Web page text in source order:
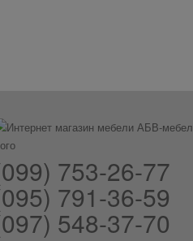
753-26-77
791-36-59
548-37-70